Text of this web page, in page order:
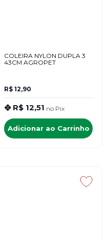
COLEIRA NYLON DUPLA 3
43CM AGROPET
R$ 12,90
R$ 12,51 no Pix
Adicionar ao Carrinho